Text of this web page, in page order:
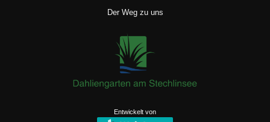
Der Weg zu uns
Entwickelt von